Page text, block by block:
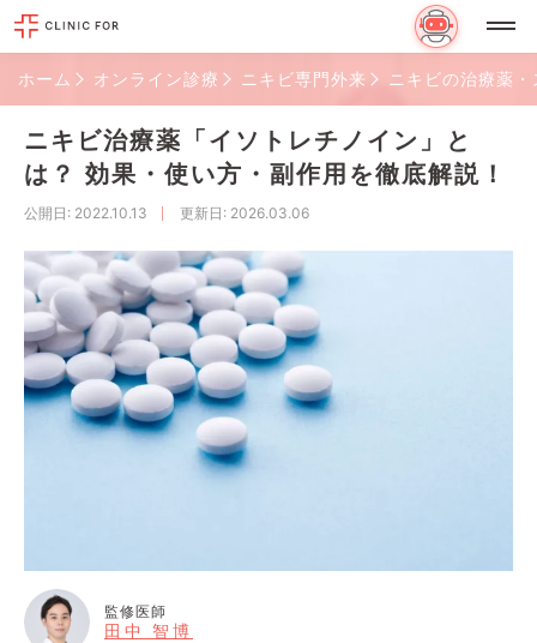
ホーム オンライン診療 ニキビ専門外来 ニキビの治療薬
ニキビ治療薬「イソトレチノイン」と
は？ 効果・使い方・副作用を徹底解説！
公開日 : 2022.10.13 更新日 : 2026.03.06
監修医師
田中 智博